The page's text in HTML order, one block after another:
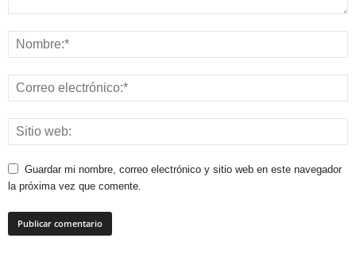
Guardar mi nombre, correo electrónico y sitio web en este navegador
la próxima vez que comente.